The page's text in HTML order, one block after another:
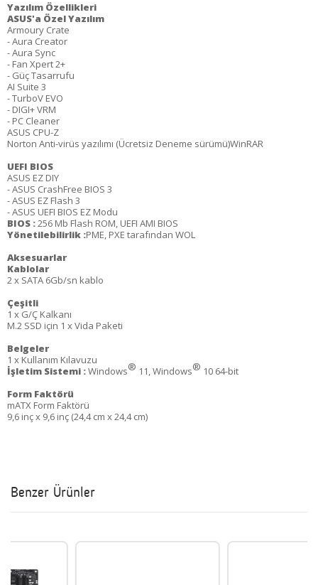
Yazılım Özellikleri
ASUS'a Özel Yazılım
Armoury Crate
- Aura Creator
- Aura Sync
- Fan Xpert 2+
- Güç Tasarrufu
AI Suite 3
- TurboV EVO
- DIGI+ VRM
- PC Cleaner
ASUS CPU-Z
Norton Anti-virüs yazılımı (Ücretsiz Deneme sürümü)WinRAR
UEFI BIOS
ASUS EZ DIY
- ASUS CrashFree BIOS 3
- ASUS EZ Flash 3
- ASUS UEFI BIOS EZ Modu
BIOS :256 Mb Flash ROM, UEFI AMI BIOS
Yönetilebilirlik :PME, PXE tarafından WOL
Aksesuarlar
Kablolar
2 x SATA 6Gb/sn kablo
Çeşitli
1 x G/Ç Kalkanı
M.2 SSD için 1 x Vida Paketi
Belgeler
1 x Kullanım Kılavuzu
İşletim Sistemi :Windows® 11, Windows® 10 64-bit
Form Faktörü
mATX Form Faktörü
9,6 inç x 9,6 inç (24,4 cm x 24,4 cm)
Benzer Ürünler